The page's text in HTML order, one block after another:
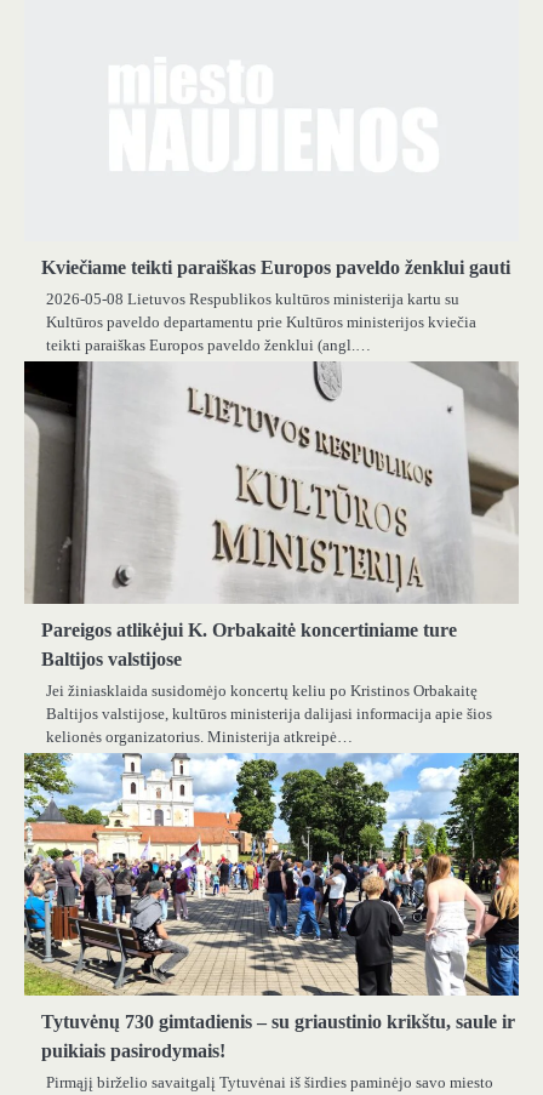
Kviečiame teikti paraiškas Europos paveldo ženklui gauti
2026-05-08 Lietuvos Respublikos kultūros ministerija kartu su
Kultūros paveldo departamentu prie Kultūros ministerijos kviečia
teikti paraiškas Europos paveldo ženklui (angl.…
Pareigos atlikėjui K. Orbakaitė koncertiniame ture
Baltijos valstijose
Jei žiniasklaida susidomėjo koncertų keliu po Kristinos Orbakaitę
Baltijos valstijose, kultūros ministerija dalijasi informacija apie šios
kelionės organizatorius. Ministerija atkreipė…
Tytuvėnų 730 gimtadienis – su griaustinio krikštu, saule ir
puikiais pasirodymais!
Pirmąjį birželio savaitgalį Tytuvėnai iš širdies paminėjo savo miesto